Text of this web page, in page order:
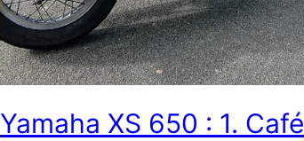
Yamaha XS 650 : 1. Café